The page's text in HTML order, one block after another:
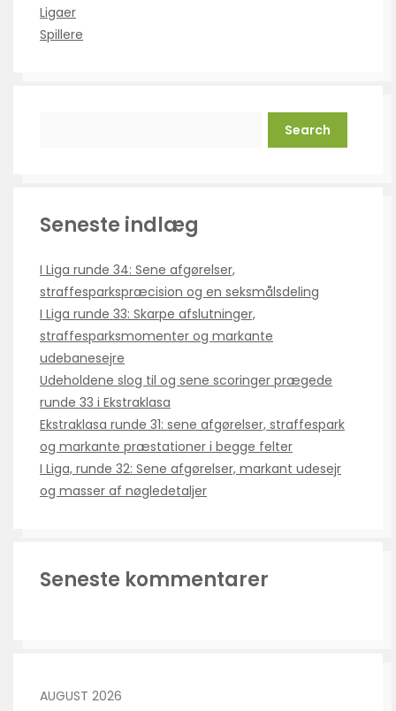
Ligaer
Spillere
Seneste indlæg
I Liga runde 34: Sene afgørelser,
straffesparkspræcision og en seksmålsdeling
I Liga runde 33: Skarpe afslutninger,
straffesparksmomenter og markante
udebanesejre
Udeholdene slog til og sene scoringer prægede
runde 33 i Ekstraklasa
Ekstraklasa runde 31: sene afgørelser, straffespark
og markante præstationer i begge felter
I Liga, runde 32: Sene afgørelser, markant udesejr
og masser af nøgledetaljer
Seneste kommentarer
AUGUST 2026